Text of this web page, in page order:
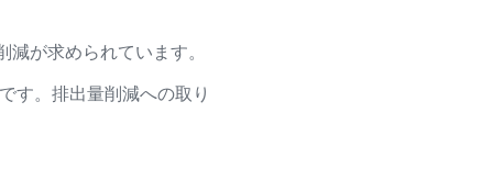
が求められています。
す。排出量削減への取り